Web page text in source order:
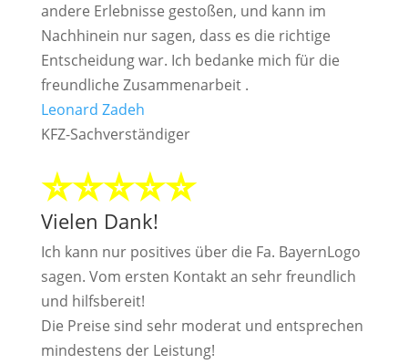
andere Erlebnisse gestoßen, und kann im
Nachhinein nur sagen, dass es die richtige
Entscheidung war. Ich bedanke mich für die
freundliche Zusammenarbeit .
Leonard Zadeh
KFZ-Sachverständiger
⭐⭐⭐⭐⭐
Vielen Dank!
Ich kann nur positives über die Fa. BayernLogo
sagen. Vom ersten Kontakt an sehr freundlich
und hilfsbereit!
Die Preise sind sehr moderat und entsprechen
mindestens der Leistung!